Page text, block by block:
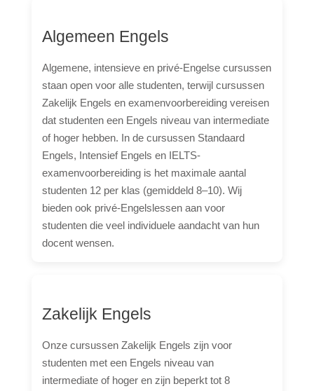
Contact
Fotos
Quote
Algemeen Engels
Algemene, intensieve en privé-Engelse cursussen
staan open voor alle studenten, terwijl cursussen
Zakelijk Engels en examenvoorbereiding vereisen
dat studenten een Engels niveau van intermediate
of hoger hebben. In de cursussen Standaard
Engels, Intensief Engels en IELTS-
examenvoorbereiding is het maximale aantal
studenten 12 per klas (gemiddeld 8–10). Wij
bieden ook privé-Engelslessen aan voor
studenten die veel individuele aandacht van hun
docent wensen.
Zakelijk Engels
Onze cursussen Zakelijk Engels zijn voor
studenten met een Engels niveau van
intermediate of hoger en zijn beperkt tot 8